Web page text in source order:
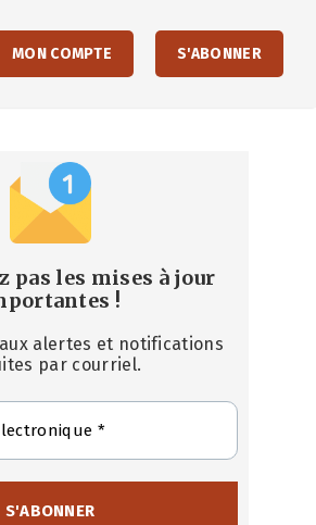
MON COMPTE S'ABONNER
pas les mises à jour
!
alertes et notifications
par courriel.